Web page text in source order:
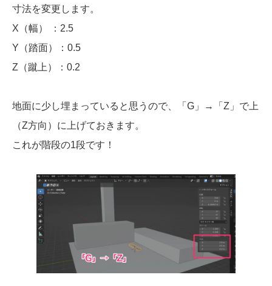
寸法を変更します。
X（幅） ：2.5
Y（踏面）：0.5
Z（蹴上）：0.2
地面に少し埋まっていると思うので、「G」→「Z」で上
（Z方向）に上げておきます。
これが階段の1段です！